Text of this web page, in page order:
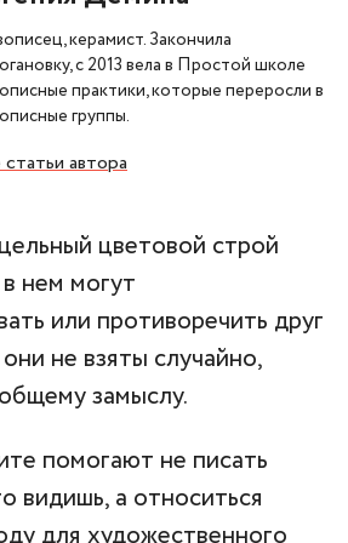
керамист. Закончила
с 2013 вела в Простой школе
практики, которые переросли в
группы.
автора
цветовой строй
нем могут
или противоречить друг
не взяты случайно,
замыслу.
помогают не писать
видишь, а относиться
для художественного